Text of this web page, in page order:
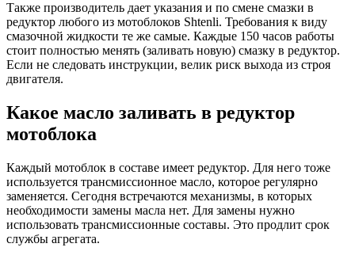
Также производитель дает указания и по смене смазки в
редуктор любого из мотоблоков Shtenli. Требования к виду
смазочной жидкости те же самые. Каждые 150 часов работы
стоит полностью менять (заливать новую) смазку в редуктор.
Если не следовать инструкции, велик риск выхода из строя
двигателя.
Какое масло заливать в редуктор
мотоблока
Каждый мотоблок в составе имеет редуктор. Для него тоже
используется трансмиссионное масло, которое регулярно
заменяется. Сегодня встречаются механизмы, в которых
необходимости замены масла нет. Для замены нужно
использовать трансмиссионные составы. Это продлит срок
службы агрегата.